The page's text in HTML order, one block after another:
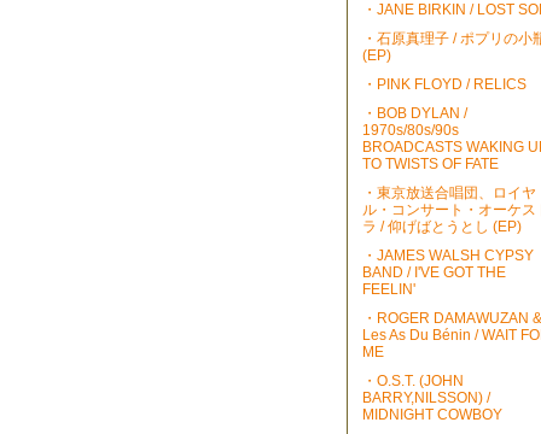
・JANE BIRKIN / LOST
・石原真理子 / ポプリの小
(EP)
・PINK FLOYD / RELICS
・BOB DYLAN /
1970s/80s/90s
BROADCASTS WAKING
TO TWISTS OF FATE
・東京放送合唱団、ロイヤ
ル・コンサート・オーケス
ラ / 仰げばとうとし (EP)
・JAMES WALSH CYPSY
BAND / I'VE GOT THE
FEELIN'
・ROGER DAMAWUZAN &
Les As Du Bénin / WAIT
ME
・O.S.T. (JOHN
BARRY,NILSSON) /
MIDNIGHT COWBOY